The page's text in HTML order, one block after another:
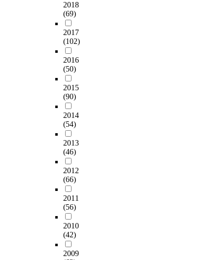
2018
(69)
2017
(102)
2016
(50)
2015
(90)
2014
(54)
2013
(46)
2012
(66)
2011
(56)
2010
(42)
2009